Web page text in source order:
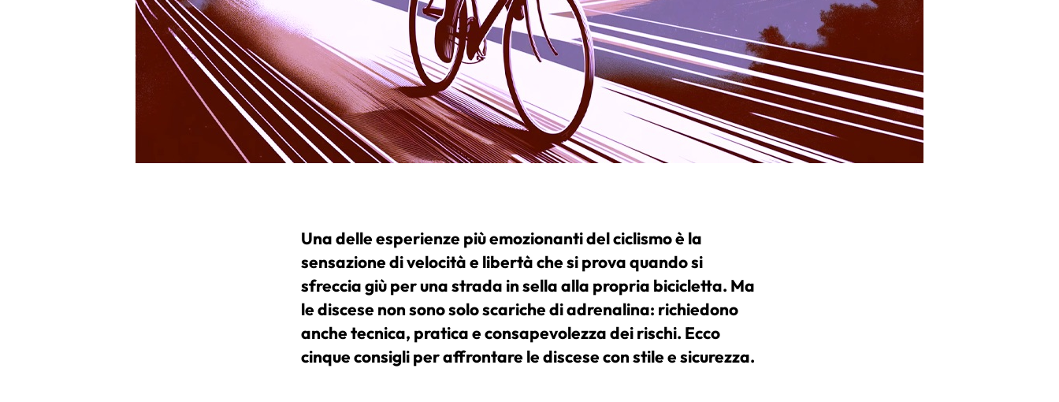
Una delle esperienze più emozionanti del ciclismo è la
sensazione di velocità e libertà che si prova quando si
sfreccia giù per una strada in sella alla propria bicicletta. Ma
le discese non sono solo scariche di adrenalina: richiedono
anche tecnica, pratica e consapevolezza dei rischi. Ecco
cinque consigli per affrontare le discese con stile e sicurezza.